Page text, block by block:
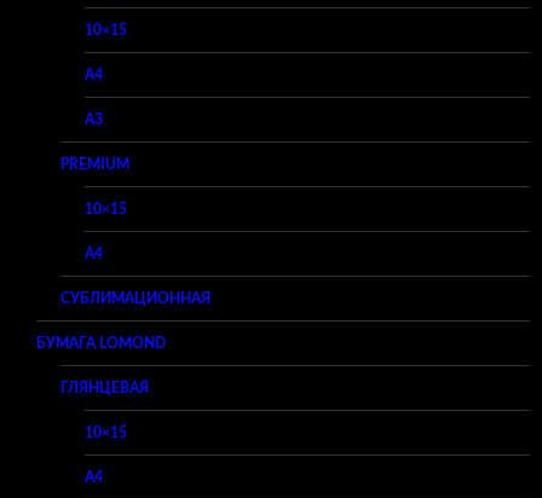
10×15
A4
A3
PREMIUM
10×15
A4
СУБЛИМАЦИОННАЯ
БУМАГА LOMOND
ГЛЯНЦЕВАЯ
10×15
A4